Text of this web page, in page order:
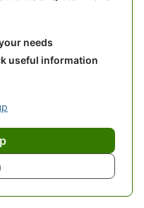
needs
useful information